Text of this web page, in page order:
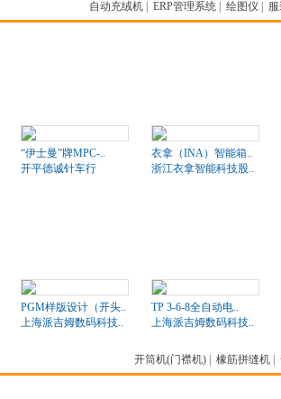
自动充绒机 ERP管理系统 绘图仪
“伊士曼”牌MPC-..
开平德诚针车行
衣拿（INA）智能箱..
浙江衣拿智能科技股..
PGM样版设计（开头..
上海派吉姆数码科技..
TP 3-6-8全自动电..
上海派吉姆数码科技..
开筒机(门襟机) 橡筋拼缝机